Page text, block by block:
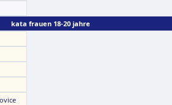
kata frauen 18-20 jahre